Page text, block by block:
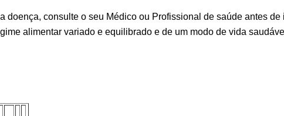
consulte o seu Médico ou Profissional de saúde antes
alimentar variado e equilibrado e de um modo de vida